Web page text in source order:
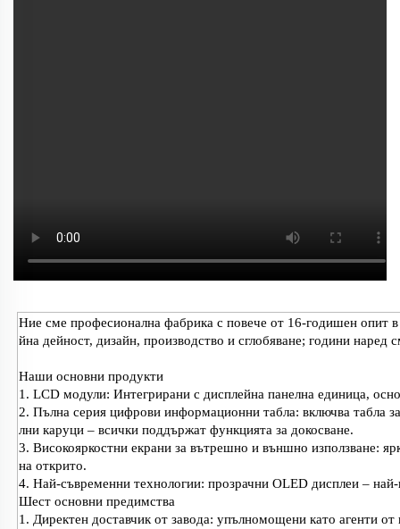
Ние сме професионална фабрика с повече от 16-годишен опит
йна дейност, дизайн, производство и сглобяване; години наред
Наши основни продукти
1. LCD модули: Интегрирани с дисплейна панелна единица,
2. Пълна серия цифрови информационни табла: включва табла
лни каруци – всички поддържат функцията за докосване.
3. Високояркостни екрани за вътрешно и външно използване:
на открито.
4. Най-съвременни технологии: прозрачни OLED дисплеи –
Шест основни предимства
1. Директен доставчик от завода: упълномощени като агенти